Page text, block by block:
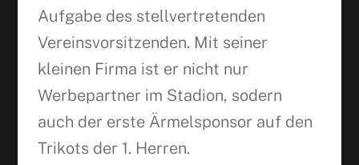
Aufgabe des stellvertretenden
Vereinsvorsitzenden. Mit seiner
kleinen Firma ist er nicht nur
Werbepartner im Stadion, sodern
auch der erste Ärmelsponsor auf den
Trikots der 1. Herren.